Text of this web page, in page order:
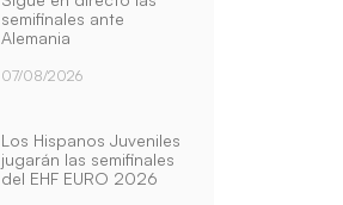
semifinales ante
Alemania
07/08/2026
Los Hispanos Juveniles
jugarán las semifinales
del EHF EURO 2026